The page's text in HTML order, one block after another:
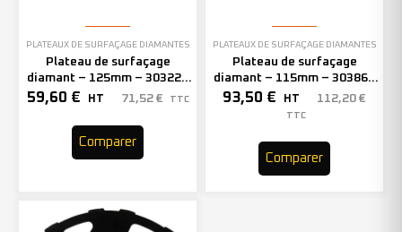
PLATEAUX DE SURFAÇAGE DIAMANTÉS
Plateau de surfaçage
diamant – 125mm – 303222
(x1)
59,60 € HT 71,52 € TTC
Comparer
PLATEAUX DE SURFAÇAGE DIAMANTÉS
Plateau de surfaçage
diamant – 115mm – 303868
(x1)
93,50 € HT 112,20 €
TTC
Comparer